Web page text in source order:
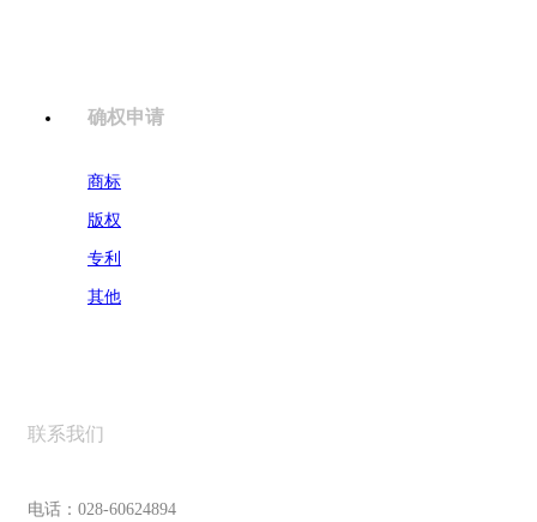
确权申请
商标
版权
专利
其他
联系我们
电话：028-60624894